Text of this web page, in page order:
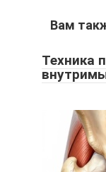
Вам
Техника